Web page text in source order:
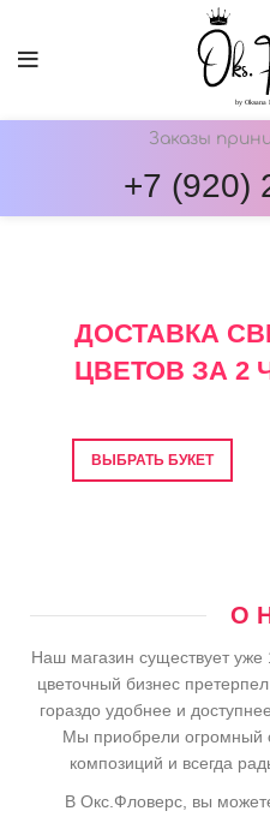
Заказы
+7 (920)
ДОСТАВКА
ЦВЕТОВ ЗА 2
ВЫБРАТЬ БУКЕТ
О
Наш магазин существует
цветочный бизнес
гораздо удобнее и
Мы приобрели огромный
композиций и всегда
В Окс.Фловерс, вы